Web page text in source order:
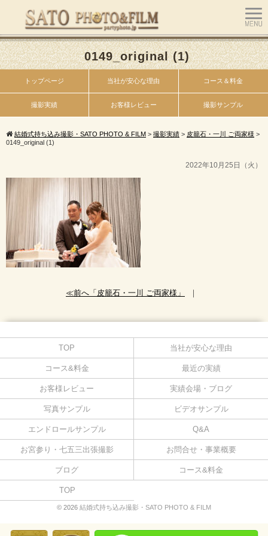
0149_original (1)
トップページ 当社が安心な理由 コース＆料金
撮影実績 お客様レビュー 撮影サンプル
結婚式持ち込み撮影・SATO PHOTO & FILM > 撮影実績 > 皮籠石・一川 ご両家様 >
0149_original (1)
2022年10月25日（火）
≪前へ「皮籠石・一川 ご両家様」 ｜
TOP 当社が安心な理由
コース&料金 最近の実績
お客様レビュー 実績会場・ブログ
写真サンプル ビデオサンプル
エンドロールサンプル Q&A
お宮参り・七五三出張撮影 お問合せ・事業概要
ブログ コース&料金
TOP
© 2026 結婚式持ち込み撮影・SATO PHOTO & FILM